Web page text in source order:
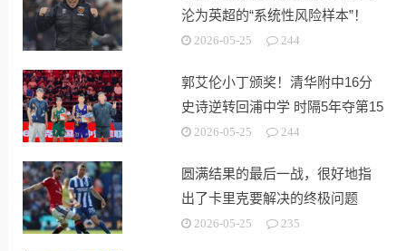
沦为英超的“系统性风险样本”！
2026-05-25 244
郭艾伦小丁颁奖！清华附中16分
史诗逆转回浦中学 时隔5年夺第15
冠2026-05-25 244
圆满结果的最后一战，很好地指
出了卡里克要解决的终极问题
2026-05-25 235